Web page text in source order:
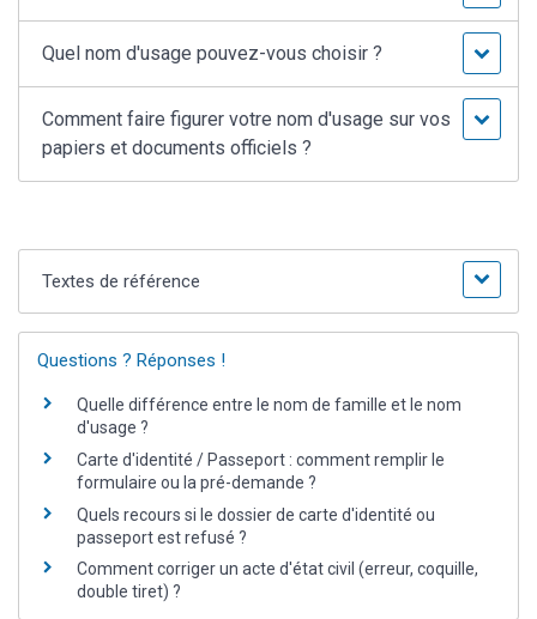
Quel nom d'usage pouvez-vous choisir ?
Comment faire figurer votre nom d'usage sur vos
papiers et documents officiels ?
Textes de référence
Questions ? Réponses !
Quelle différence entre le nom de famille et le nom
d'usage ?
Carte d'identité / Passeport : comment remplir le
formulaire ou la pré-demande ?
Quels recours si le dossier de carte d'identité ou
passeport est refusé ?
Comment corriger un acte d'état civil (erreur, coquille,
double tiret) ?